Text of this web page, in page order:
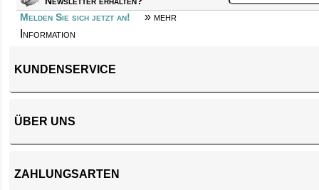
Melden Sie sich jetzt an!
» mehr
Information
KUNDENSERVICE
ÜBER UNS
ZAHLUNGSARTEN